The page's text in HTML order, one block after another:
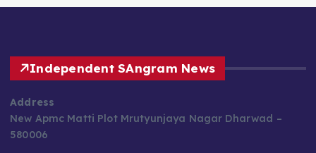
Independent SAngram News
Address
New Apmc Matti Plot Mrutyunjaya Nagar Dharwad –
580006